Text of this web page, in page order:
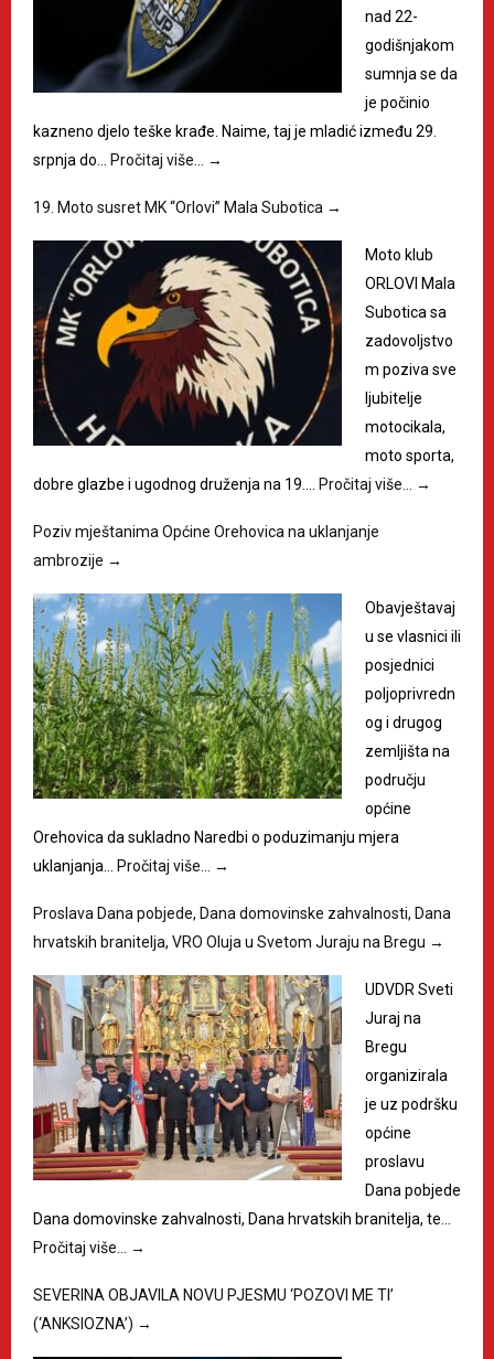
nad 22-
godišnjakom
sumnja se da
je počinio
kazneno djelo teške krađe. Naime, taj je mladić između 29.
srpnja do…
Pročitaj više… →
19. Moto susret MK “Orlovi” Mala Subotica →
Moto klub
ORLOVI Mala
Subotica sa
zadovoljstvo
m poziva sve
ljubitelje
motocikala,
moto sporta,
dobre glazbe i ugodnog druženja na 19.…
Pročitaj više… →
Poziv mještanima Općine Orehovica na uklanjanje
ambrozije →
Obavještavaj
u se vlasnici ili
posjednici
poljoprivredn
og i drugog
zemljišta na
području
općine
Orehovica da sukladno Naredbi o poduzimanju mjera
uklanjanja…
Pročitaj više… →
Proslava Dana pobjede, Dana domovinske zahvalnosti, Dana
hrvatskih branitelja, VRO Oluja u Svetom Juraju na Bregu →
UDVDR Sveti
Juraj na
Bregu
organizirala
je uz podršku
općine
proslavu
Dana pobjede
Dana domovinske zahvalnosti, Dana hrvatskih branitelja, te…
Pročitaj više…
→
SEVERINA OBJAVILA NOVU PJESMU ‘POZOVI ME TI’
(‘ANKSIOZNA’) →